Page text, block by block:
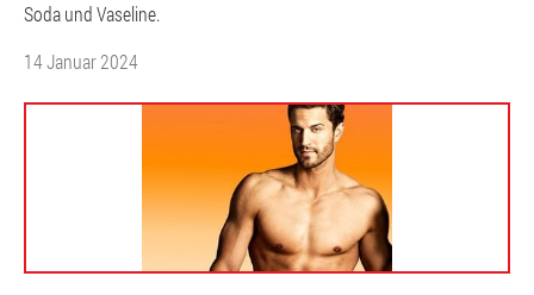
Soda und Vaseline.
14 Januar 2024